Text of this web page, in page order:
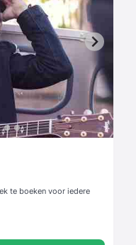
te boeken voor iedere